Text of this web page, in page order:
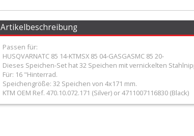
Artikelbeschreibung
Passen für:
HUSQVARNATC 85 14-KTMSX 85 04-GASGASMC 85 20-
Dieses Speichen-Set hat 32 Speichen mit vernickelten
Für: 16 "Hinterrad.
Speichengröße: 32 Speichen von 4x171 mm.
KTM OEM Ref. 470.10.072.171 (Silver) or 4711007116830 (Black)